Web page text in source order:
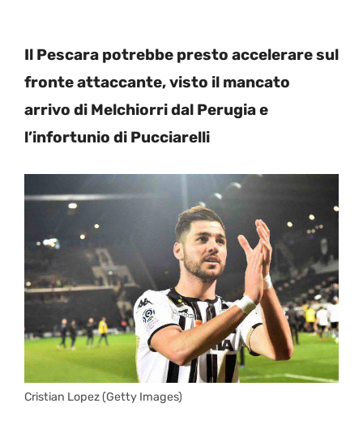
Il Pescara potrebbe presto accelerare sul
fronte attaccante, visto il mancato
arrivo di Melchiorri dal Perugia e
l’infortunio di Pucciarelli
Cristian Lopez (Getty Images)